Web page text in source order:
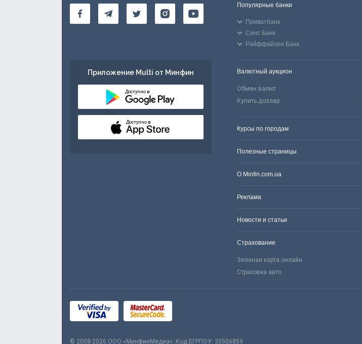
Приложение Multi от Минфин
Доступно в
Доступно в
Популярные банки
Приватбанк
Сенс Банк
Райффайзен Банк
Валютный аукцион
Обмен валют
Купить доллар
Курсы по городам
Полезные страницы
О Minfin.com.ua
Реклама
Новости и статьи
Страхование
Зеленая карта онлайн
Страховка авто
© 2008-2026 ООО «МинфинМедиа». Код ЕГРПОУ: 35506859